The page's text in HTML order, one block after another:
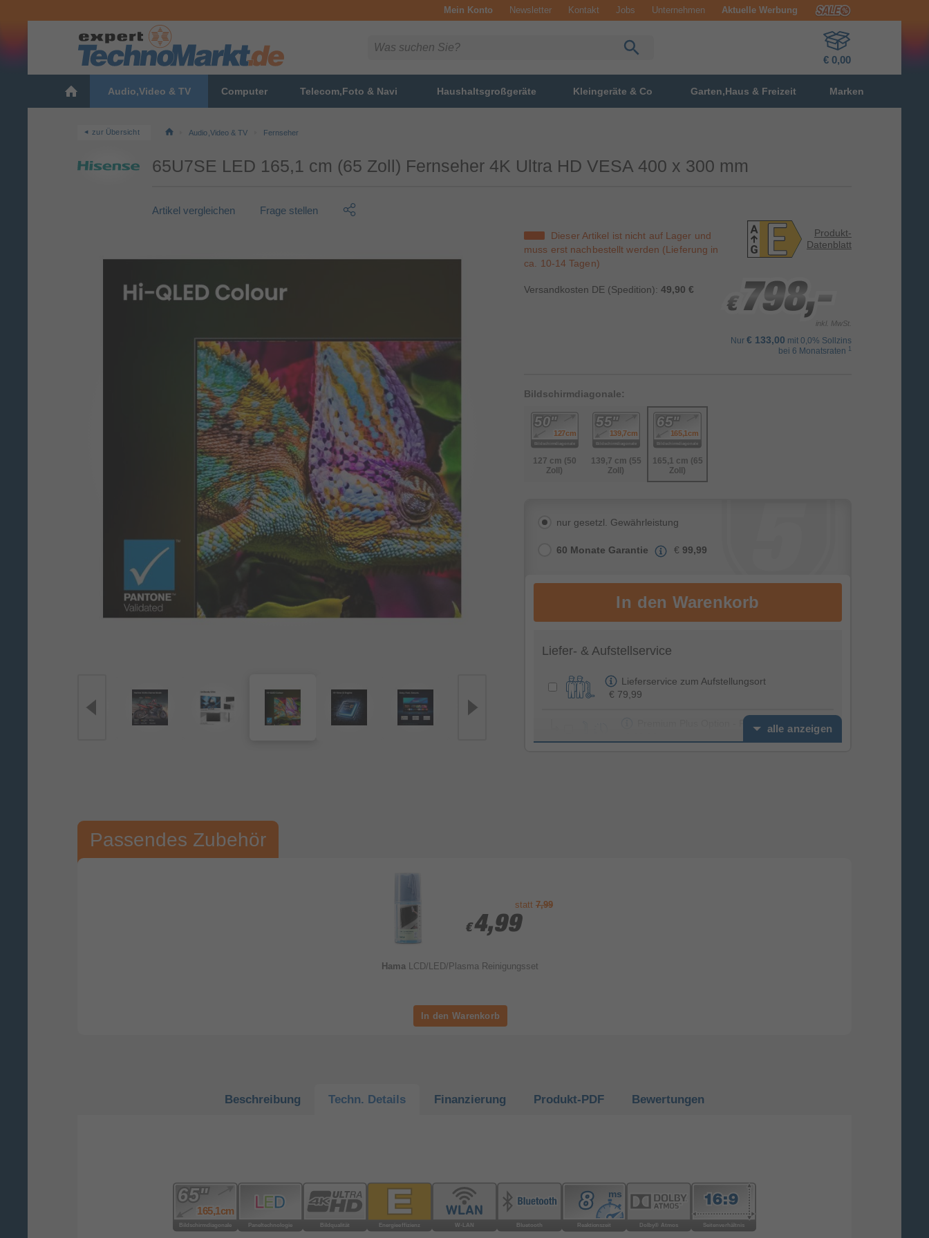
Mein Konto Newsletter Kontakt Jobs Unternehmen Aktuelle Werbung
€ 0,00
Audio,Video & TV Computer Telecom,Foto & Navi Haushaltsgroßgeräte Kleingeräte & Co Garten,Haus & Freizeit Marken
zur Übersicht Audio,Video & TV Fernseher
65U7SE LED 165,1 cm (65 Zoll) Fernseher 4K Ultra HD VESA 400 x 300 mm
Artikel vergleichen Frage stellen
Dieser Artikel ist nicht auf Lager und
muss erst nachbestellt werden (Lieferung in
ca. 10-14 Tagen)
Versandkosten DE (Spedition):49,90 €
Produkt-
Datenblatt
€ 798,-
€ 798,-
€ 798,-
inkl. MwSt.
Nur € 133,00 mit 0,0% Sollzins
bei 6 Monatsraten 1
Bildschirmdiagonale:
127 cm (50
Zoll)
139,7 cm (55
Zoll)
165,1 cm (65
Zoll)
nur gesetzl. Gewährleistung
60 Monate Garantie € 99,99
Liefer- & Aufstellservice
Lieferservice zum Aufstellungsort
€ 79,99
Premium Plus Option - Feierabendservice
alle anzeigen
Passendes Zubehör
statt 7,99
€ 4,99
€ 4,99
Hama LCD/LED/Plasma Reinigungsset
Beschreibung Techn. Details Finanzierung Produkt- PDF Bewertungen